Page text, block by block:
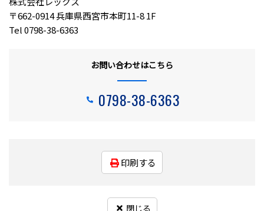
〒662-0914 兵庫県西宮市本町11-8 1F
Tel 0798-38-6363
お問い合わせはこちら
0798-38-6363
印刷する
閉じる